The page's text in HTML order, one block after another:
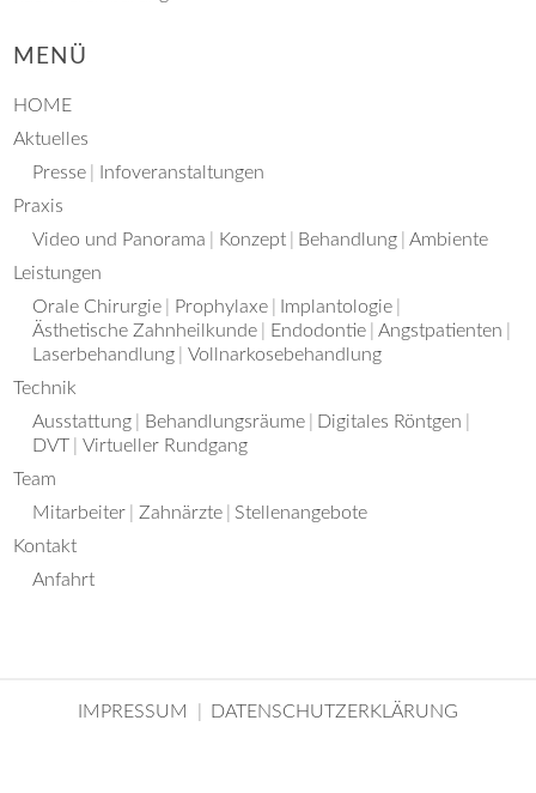
MENÜ
HOME
Aktuelles
Presse
Infoveranstaltungen
Praxis
Video und Panorama
Konzept Behandlung
Ambiente
Leistungen
Orale Chirurgie
Prophylaxe
Implantologie
Ästhetische Zahnheilkunde
Endodontie
Angstpatienten
Laserbehandlung
Vollnarkosebehandlung
Technik
Ausstattung
Behandlungsräume
Digitales Röntgen
DVT
Virtueller Rundgang
Team
Mitarbeiter
Zahnärzte
Stellenangebote
Kontakt
Anfahrt
IMPRESSUM DATENSCHUTZERKLÄRUNG